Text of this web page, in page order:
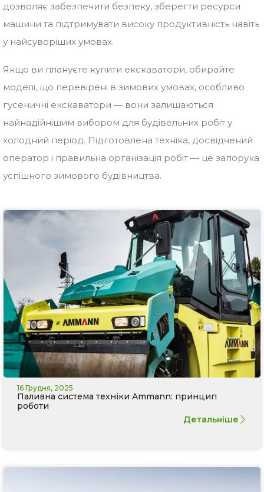
дозволяє забезпечити безпеку, зберегти ресурси
машини та підтримувати високу продуктивність навіть
у найсуворіших умовах.
Якщо ви плануєте купити екскаватори, обирайте
моделі, що перевірені в зимових умовах, особливо
гусеничні екскаватори — вони залишаються
найнадійнішим вибором для будівельних робіт у
холодний період. Підготовлена техніка, досвідчений
оператор і правильна організація робіт — це запорука
успішного зимового будівництва.
16 Грудня, 2025
Паливна система техніки Ammann: принцип
роботи
Детальніше